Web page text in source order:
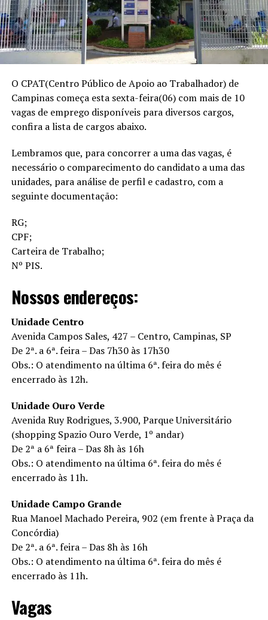
O CPAT(Centro Público de Apoio ao Trabalhador) de
Campinas começa esta sexta-feira(06) com mais de 10
vagas de emprego disponíveis para diversos cargos,
confira a lista de cargos abaixo.
Lembramos que, para concorrer a uma das vagas, é
necessário o comparecimento do candidato a uma das
unidades, para análise de perfil e cadastro, com a
seguinte documentação:
RG;
CPF;
Carteira de Trabalho;
Nº PIS.
Nossos endereços:
Unidade Centro
Avenida Campos Sales, 427 – Centro, Campinas, SP
De 2ª. a 6ª. feira – Das 7h30 às 17h30
Obs.: O atendimento na última 6ª. feira do mês é
encerrado às 12h.
Unidade Ouro Verde
Avenida Ruy Rodrigues, 3.900, Parque Universitário
(shopping Spazio Ouro Verde, 1º andar)
De 2ª a 6ª feira – Das 8h às 16h
Obs.: O atendimento na última 6ª. feira do mês é
encerrado às 11h.
Unidade Campo Grande
Rua Manoel Machado Pereira, 902 (em frente à Praça da
Concórdia)
De 2ª. a 6ª. feira – Das 8h às 16h
Obs.: O atendimento na última 6ª. feira do mês é
encerrado às 11h.
Vagas